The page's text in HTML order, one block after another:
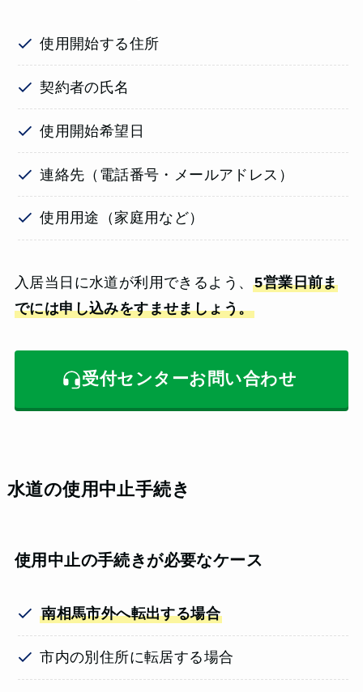
使用開始する住所
契約者の氏名
使用開始希望日
連絡先（電話番号・メールアドレス）
使用用途（家庭用など）
入居当日に水道が利用できるよう、5営業日前ま
でには申し込みをすませましょう。
受付センターお問い合わせ
水道の使用中止手続き
使用中止の手続きが必要なケース
南相馬市外へ転出する場合
市内の別住所に転居する場合